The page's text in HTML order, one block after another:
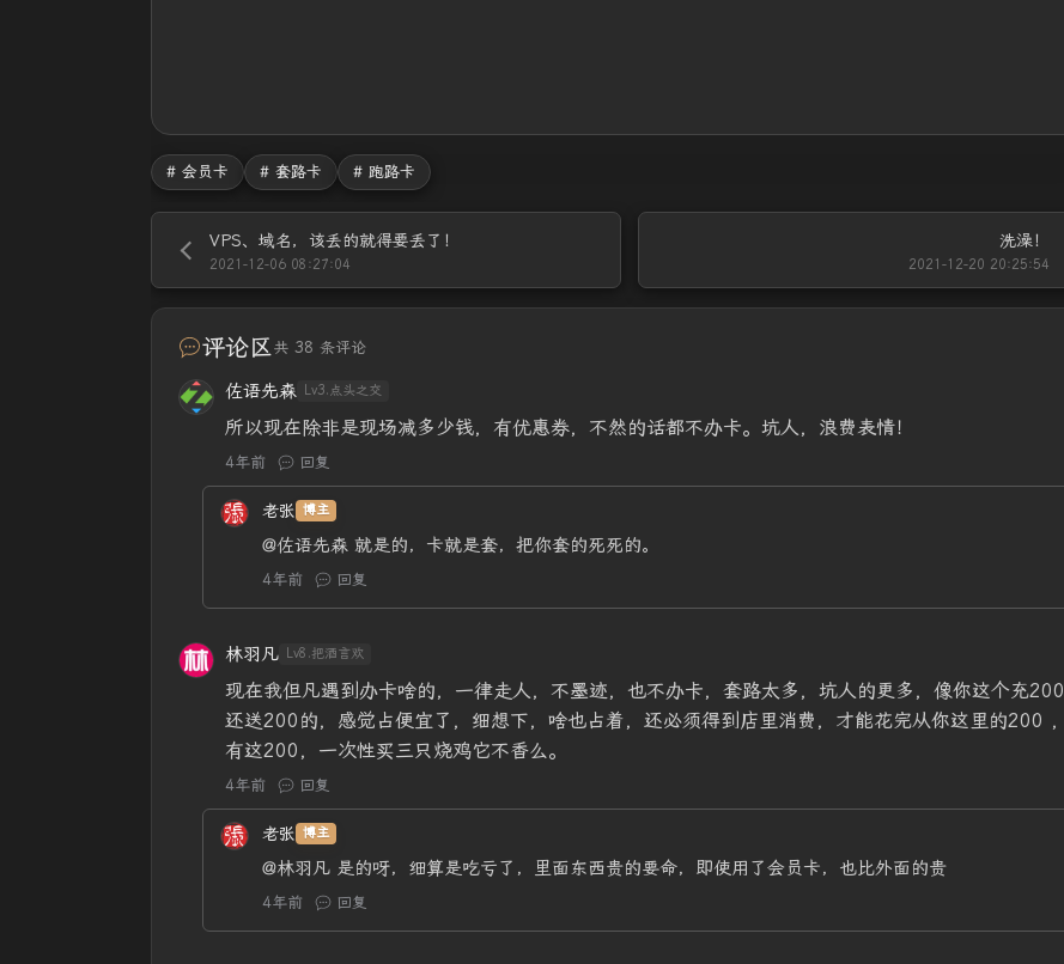
# 会员卡 # 套路卡 # 跑路卡
VPS、域名，该丢的就得要丢了！
2021-12-06 08:27:04
洗澡！
2021-12-20 20:25:54
评论区共 38 条评论
佐语先森 Lv3.点头之交
所以现在除非是现场减多少钱，有优惠券，不然的话都不办卡。坑人，浪费表情！
4年前 回复
老张 博主
@佐语先森 就是的，卡就是套，把你套的死死的。
4年前 回复
林羽凡 Lv8.把酒言欢
现在我但凡遇到办卡啥的，一律走人，不墨迹，也不办卡，套路太多，坑人的更多，像你这个充200
还送200的，感觉占便宜了，细想下，啥也占着，还必须得到店里消费，才能花完从你这里的200 ，
有这200，一次性买三只烧鸡它不香么。
4年前 回复
老张 博主
@林羽凡 是的呀，细算是吃亏了，里面东西贵的要命，即使用了会员卡，也比外面的贵
4年前 回复